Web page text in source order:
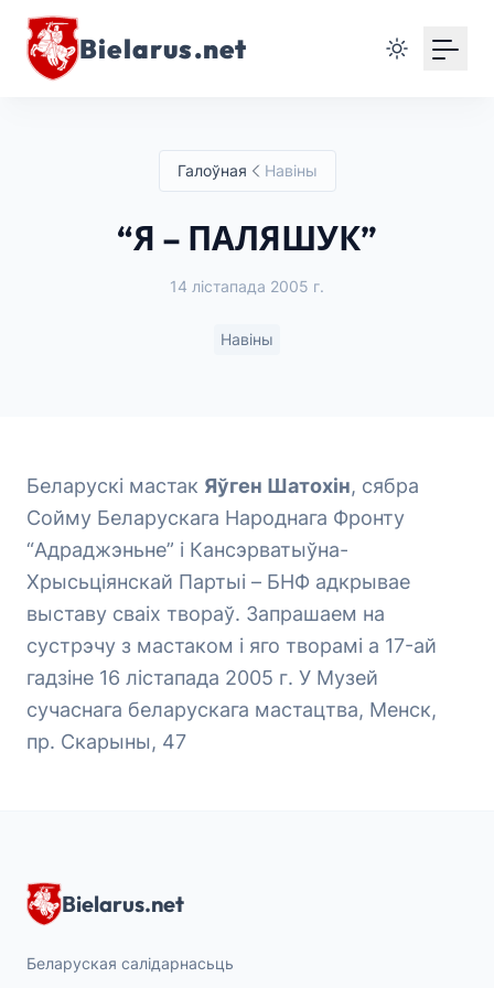
Bielarus.net
Галоўная Навіны
“Я – ПАЛЯШУК”
14 лістапада 2005 г.
Навіны
Беларускі мастак Яўген Шатохін, сябра
Сойму Беларускага Народнага Фронту
“Адраджэньне” і Кансэрватыўна-
Хрысьціянскай Партыі – БНФ адкрывае
выставу сваіх твораў. Запрашаем на
сустрэчу з мастаком і яго творамі а 17-ай
гадзіне 16 лістапада 2005 г. У Музей
сучаснага беларускага мастацтва, Менск,
пр. Скарыны, 47
Bielarus.net
Беларуская салідарнасьць